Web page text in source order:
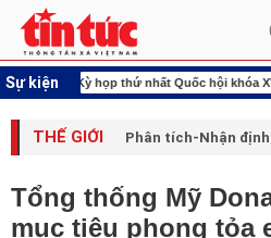
Sự kiện
khóa XVI Đảm bảo an ninh năng lượng
THẾ GIỚI Phân tích-Nhận định
Tổng thống Mỹ
mục tiêu phong tỏa